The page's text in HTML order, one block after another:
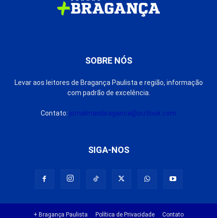
SOBRE NÓS
Levar aos leitores de Bragança Paulista e região, informação
com padrão de excelência.
Contato: jornalmaisbraganca@outlook.com
SIGA-NOS
+ Bragança Paulista Política de Privacidade Contato